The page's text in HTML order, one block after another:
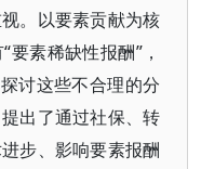
。以要素贡献为核
素稀缺性报酬”，
讨这些不合理的分
出了通过社保、转
步、影响要素报酬